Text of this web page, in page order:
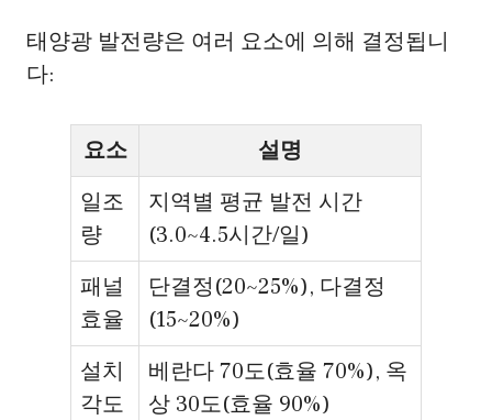
태양광 발전량은 여러 요소에 의해 결정됩니
다:
요소
설명
일조
량
지역별 평균 발전 시간
(3.0~4.5시간/일)
패널
효율
단결정(20~25%), 다결정
(15~20%)
설치
각도
베란다 70도(효율 70%), 옥
상 30도(효율 90%)